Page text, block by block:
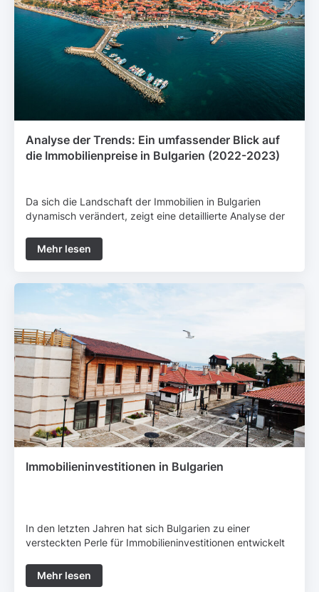
Analyse der Trends: Ein umfassender Blick auf
die Immobilienpreise in Bulgarien (2022-2023)
Da sich die Landschaft der Immobilien in Bulgarien
dynamisch verändert, zeigt eine detaillierte Analyse der
faszinierende Trends und ein Verständnis für den
Immobilienmarkt. Das Verständnis der
Mehr lesen
Immobilieninvestitionen in Bulgarien
In den letzten Jahren hat sich Bulgarien zu einer
versteckten Perle für Immobilieninvestitionen entwickelt
Käufer an. Die Vorteile des Immobilienkaufs in diesem
osteuropäischen Land erstrecken sich über seine
Mehr lesen